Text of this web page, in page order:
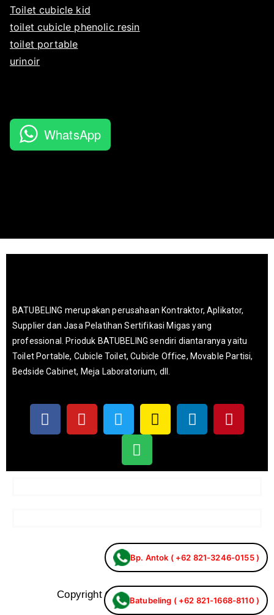
Toilet cubicle kid
toilet cubicle phenolic resin
toilet portable
urinoir
WhatsApp
BATUBELING merupakan perusahaan Kontraktor, Aplikator,
Supplier dan Jasa Pelatihan Sertifikasi Migas yang
professional. Prioduk BATUBELING sendiri diantaranya yaitu
Toilet Portable, Cubicle Toilet, Cubicle Office, Movable Partisi,
Bedside Cabinet, Meja Laboratorium, dll.
Bp. Antok ( +62 821-3246-0155 )
Batubeling ( +62 821-1668-8110 )
Copyright © Batubeling Digitial XX